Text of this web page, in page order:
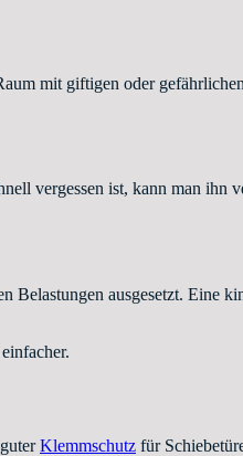
mit giftigen oder
vergessen ist, kann man ihn
ausgesetzt. Eine
Klemmschutz für